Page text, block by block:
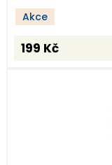
Akce
199 Kč